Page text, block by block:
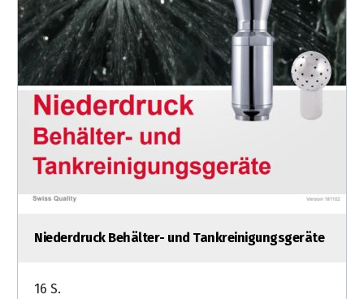
Niederdruck Behälter- und Tankreinigungsgeräte
16 S.